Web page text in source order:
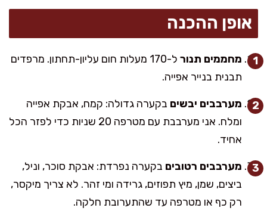
אופן ההכנה
מחממים תנור
ל-170 מעלות חום עליון-תחתון. מרפדים
תבנית בנייר אפייה.
מערבבים יבשים בקערה גדולה: קמח, אבקת אפייה
ומלח. אני מערבבת עם מטרפה 20 שניות כדי לפזר הכל
אחיד.
מערבבים רטובים בקערה נפרדת: אבקת סוכר, וניל,
ביצים, שמן, מיץ תפוזים, גרידה ומי זהר. לא צריך מיקסר,
רק כף או מטרפה עד שהתערובת חלקה.